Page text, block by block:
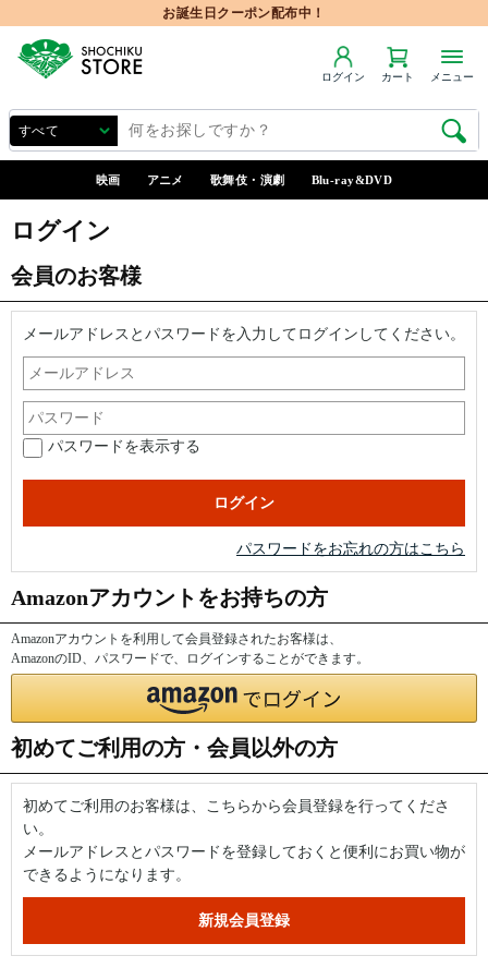
お誕生日クーポン配布中！
ログイン カート メニュー
映画 アニメ 歌舞伎・演劇 Blu-ray&DVD
ログイン
会員のお客様
メールアドレスとパスワードを入力してログインしてください。
パスワードを表示する
パスワードをお忘れの方はこちら
Amazonアカウントをお持ちの方
Amazonアカウントを利用して会員登録されたお客様は、
AmazonのID、パスワードで、ログインすることができます。
初めてご利用の方・会員以外の方
初めてご利用のお客様は、こちらから会員登録を行ってくださ
い。
メールアドレスとパスワードを登録しておくと便利にお買い物が
できるようになります。